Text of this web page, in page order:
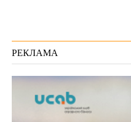
РЕКЛАМА